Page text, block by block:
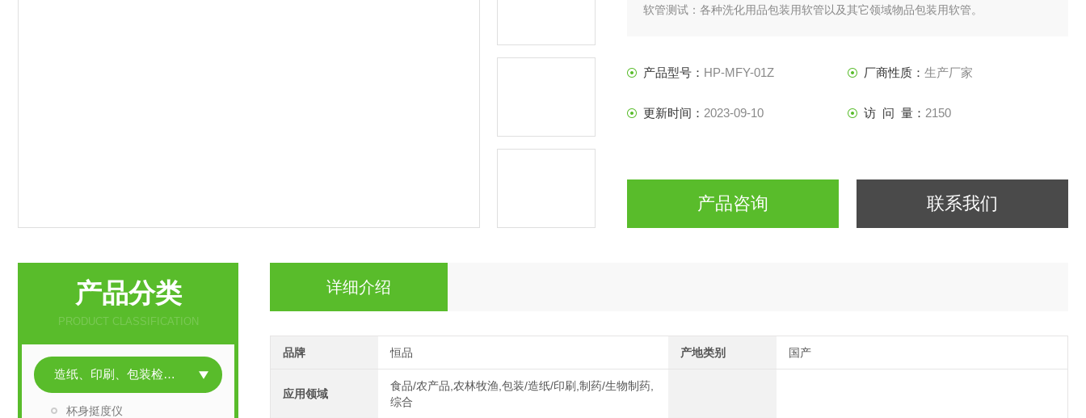
软管测试：各种洗化用品包装用软管以及其它领域物品包装用软管。
产品型号： HP-MFY-01Z 厂商性质： 生产厂家
更新时间： 2023-09-10 访 问 量： 2150
产品咨询 联系我们
详细介绍
品牌 恒品 产地类别 国产
应用领域
食品/农产品,农林牧渔,包装/造纸/印刷,制药/生物制药,
综合
产品分类
PRODUCT CLASSIFICATION
造纸、印刷、包装检测仪器
杯身挺度仪